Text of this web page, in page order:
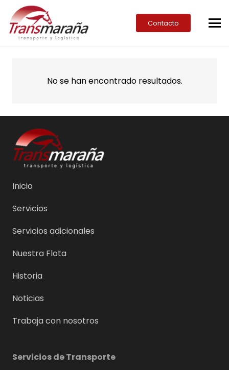
Contacto
No se han encontrado resultados.
Inicio
Servicios
Servicios adicionales
Nuestra Flota
Historia
Noticias
Trabaja con nosotros
Servicios de Transporte